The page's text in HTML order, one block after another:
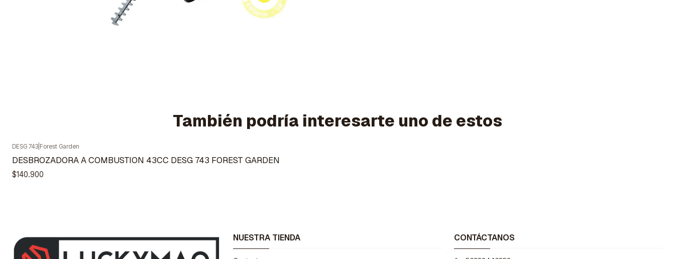
También podría interesarte uno de estos
Agotado
DESG 743 Forest Garden
DESBROZADORA A COMBUSTION 43CC DESG 743 FOREST GARDEN
$140.900
NUESTRA TIENDA CONTÁCTANOS